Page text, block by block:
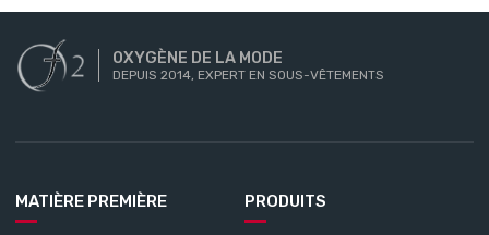
OXYGÈNE DE LA MODE
DEPUIS 2014, EXPERT EN SOUS-VÊTEMENTS
MATIÈRE PREMIÈRE PRODUITS